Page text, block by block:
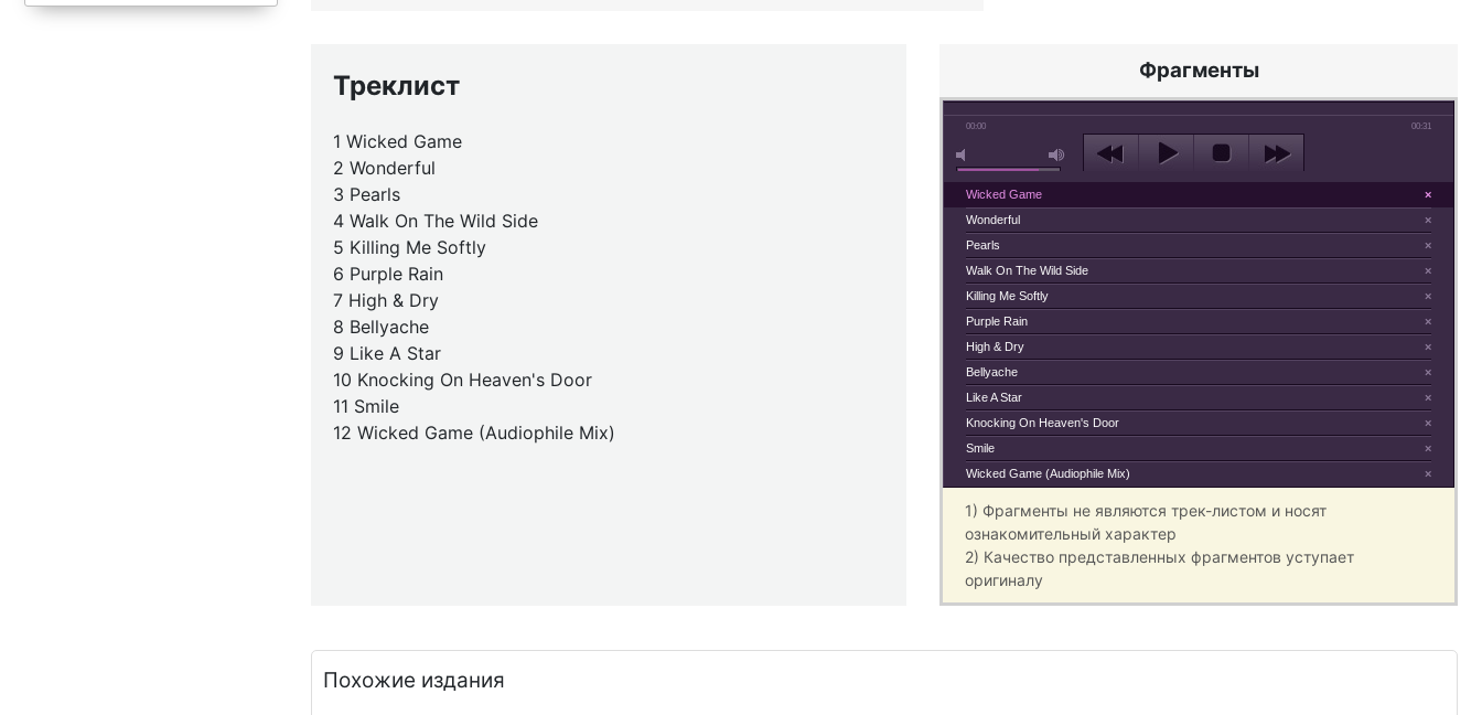
Треклист
1 Wicked Game
2 Wonderful
3 Pearls
4 Walk On The Wild Side
5 Killing Me Softly
6 Purple Rain
7 High & Dry
8 Bellyache
9 Like A Star
10 Knocking On Heaven's Door
11 Smile
12 Wicked Game (Audiophile Mix)
Фрагменты
00:00 00:31
×
Wicked Game
×
Wonderful
×
Pearls
×
Walk On The Wild Side
×
Killing Me Softly
×
Purple Rain
×
High & Dry
×
Bellyache
×
Like A Star
×
Knocking On Heaven's Door
×
Smile
×
Wicked Game (Audiophile Mix)
1) Фрагменты не являются трек-листом и носят
ознакомительный характер
2) Качество представленных фрагментов уступает
оригиналу
Похожие издания